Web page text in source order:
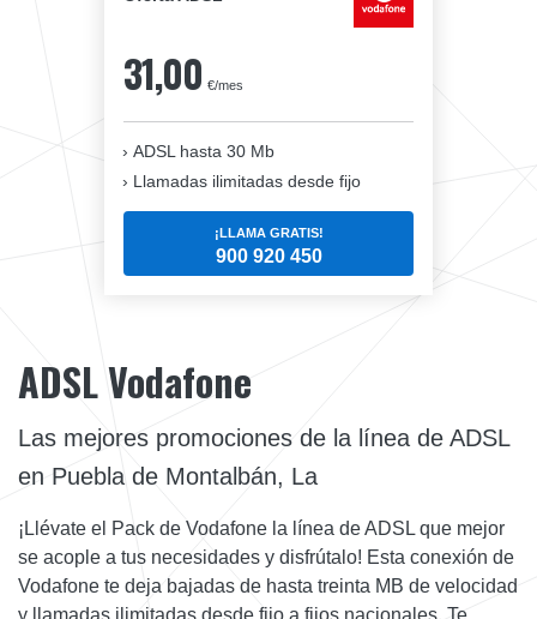
31,00 €/mes
ADSL hasta 30 Mb
Llamadas ilimitadas desde fijo
¡LLAMA GRATIS!
900 920 450
ADSL Vodafone
Las mejores promociones de la línea de ADSL
en Puebla de Montalbán, La
¡Llévate el Pack de Vodafone la línea de ADSL que mejor
se acople a tus necesidades y disfrútalo! Esta conexión de
Vodafone te deja bajadas de hasta treinta MB de velocidad